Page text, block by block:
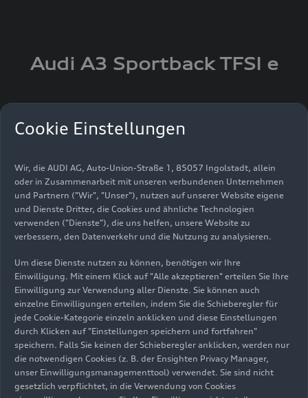
Audi A3 Sportback TFSI e
Bilder (18) Videos(2)
Cookie Einstellungen
Wir, die AUDI AG, Auto-Union-Straße 1, 85057 Ingolstadt, allein
oder in Zusammenarbeit mit unseren verbundenen Unternehmen
und Partnern ("Wir", "Unser"), nutzen auf unserer Website eigene
und Dienste Dritter, die Cookies und ähnliche Technologien
verwenden ("Dienste"), die uns helfen, unsere Website zu
verbessern, den Datenverkehr und die Nutzung zu analysieren.
Um diese Dienste nutzen zu können, benötigen wir Ihre
Einwilligung. Mit einem Klick auf "Alle akzeptieren" erteilen Sie Ihre
Einwilligung zur Verwendung aller Dienste. Sie können auch
einzelne Einwilligungen erteilen, indem Sie die Schieberegler für
jede Cookie-Kategorie einzeln anklicken und diese Einstellungen
durch Klicken auf "Einstellungen speichern und fortfahren"
speichern. Falls Sie keinen der Schieberegler anklicken, werden nur
die notwendigen Cookies (z. B. der Ensighten Privacy Manager,
unser Einwilligungsmanagementtool) verwendet. Sie sind nicht
gesetzlich verpflichtet, in die Verwendung von Cookies